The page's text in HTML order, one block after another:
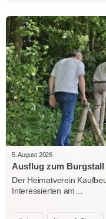
5. August 2026
Ausflug zum Burgstall
Der Heimatverein
Interessierten am…